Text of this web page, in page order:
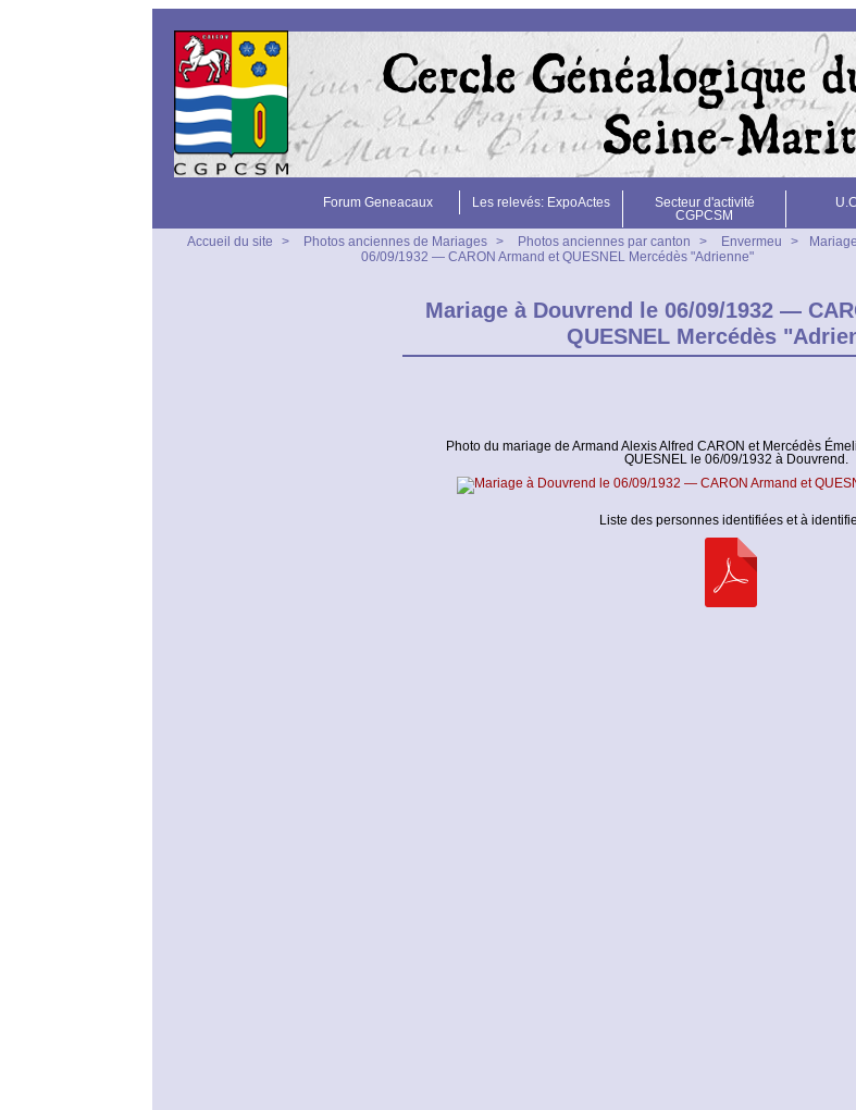
Forum Geneacaux Les relevés: ExpoActes
Secteur d'activité
CGPCSM
Accueil du site > Photos anciennes de Mariages > Photos anciennes par canton > Envermeu >
06/09/1932 — CARON Armand et QUESNEL Mercédès "Adrienne"
Mariage à Douvrend le 06/09/1932 —
QUESNEL Mercédès
Photo du mariage de Armand Alexis Alfred CARON et Mercédès
QUESNEL le 06/09/1932 à Douvrend.
Liste des personnes identifiées et à